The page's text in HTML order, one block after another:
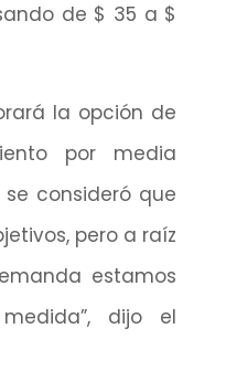
de $ 35 a $
la opción de
por media
se consideró que
pero a raíz
estamos
dijo el